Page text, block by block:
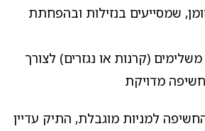
שמסייעים בנזילות ובהפחתת
(קרנות או נגזרים) לצורך
חשיפה מדויקת
למניות מוגבלת, התיק עדיין